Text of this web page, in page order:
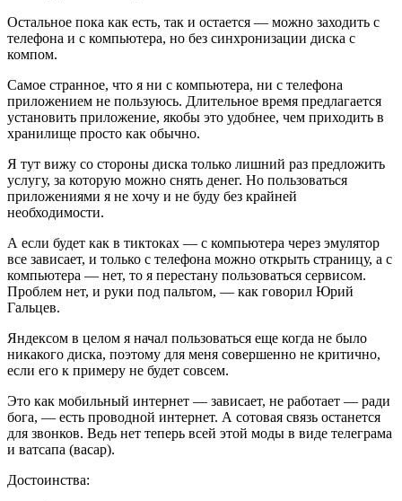
Остальное пока как есть, так и остается — можно заходить с
телефона и с компьютера, но без синхронизации диска с
компом.
Самое странное, что я ни с компьютера, ни с телефона
приложением не пользуюсь. Длительное время предлагается
установить приложение, якобы это удобнее, чем приходить в
хранилище просто как обычно.
Я тут вижу со стороны диска только лишний раз предложить
услугу, за которую можно снять денег. Но пользоваться
приложениями я не хочу и не буду без крайней
необходимости.
А если будет как в тиктоках — с компьютера через эмулятор
все зависает, и только с телефона можно открыть страницу, а с
компьютера — нет, то я перестану пользоваться сервисом.
Проблем нет, и руки под пальтом, — как говорил Юрий
Гальцев.
Яндексом в целом я начал пользоваться еще когда не было
никакого диска, поэтому для меня совершенно не критично,
если его к примеру не будет совсем.
Это как мобильный интернет — зависает, не работает — ради
бога, — есть проводной интернет. А сотовая связь останется
для звонков. Ведь нет теперь всей этой моды в виде телеграма
и ватсапа (васар).
Достоинства: